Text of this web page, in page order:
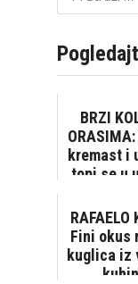
BRZI
kremast i
topi se u
RAFAELO
Fini okus
kuglica iz